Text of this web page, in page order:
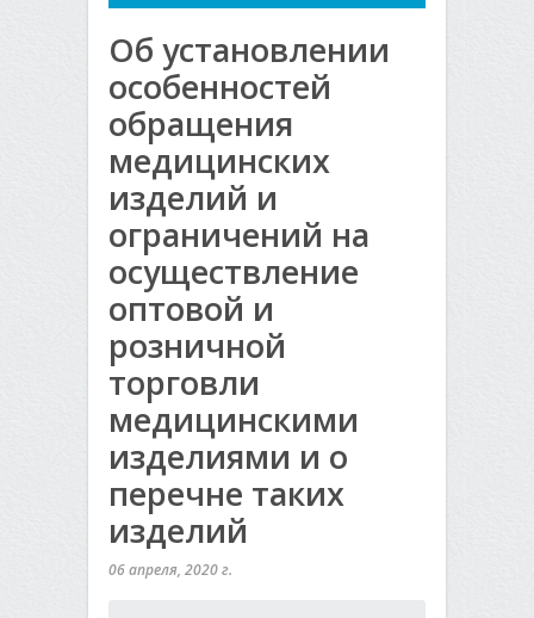
Об установлении
особенностей
обращения
медицинских
изделий и
ограничений на
осуществление
оптовой и
розничной
торговли
медицинскими
изделиями и о
перечне таких
изделий
06 апреля, 2020 г.